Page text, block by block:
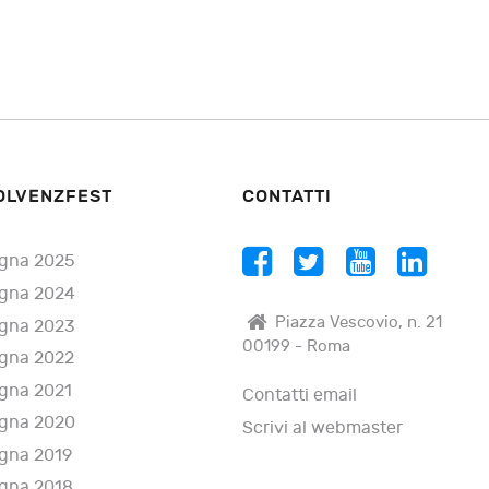
2025
2024
2023
2022
2021
2020
2019
CONTATTI
Piazza Vescovio, n. 21
00199 - Roma
Contatti email
Scrivi al webmaster